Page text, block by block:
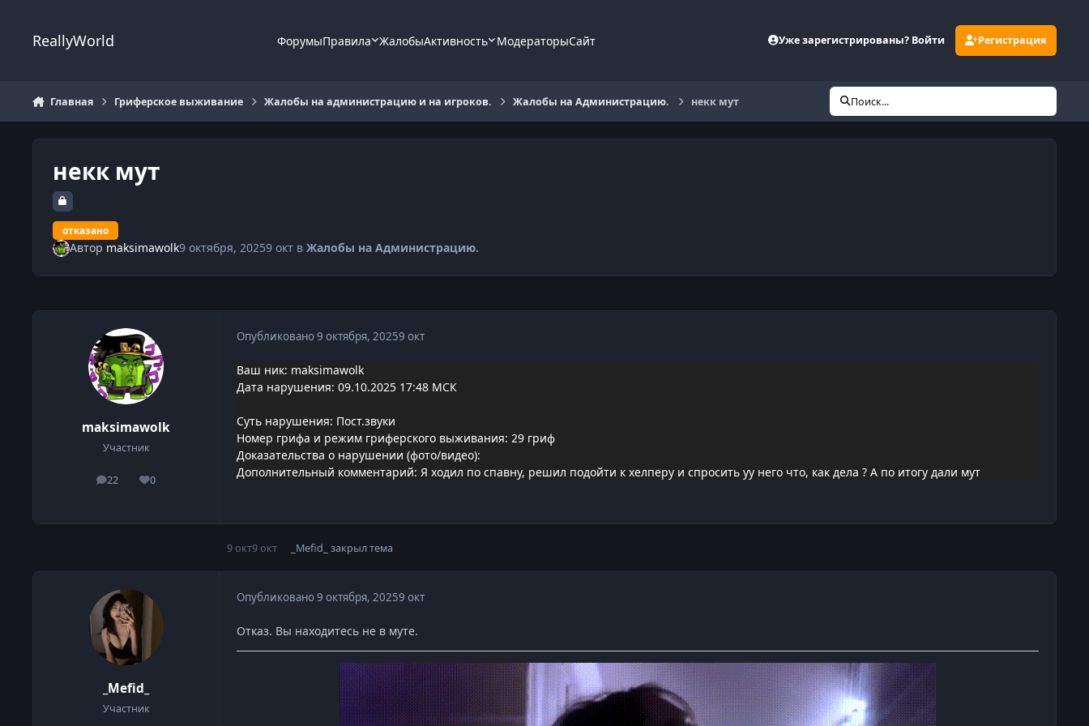
ReallyWorld ФорумыПравила ЖалобыАктивность МодераторыСайт Уже зарегистрированы? Войти Регистрация
Главная Гриферское выживание Жалобы на администрацию и на игроков. Жалобы на Администрацию. некк мут Поиск...
некк мут
отказано
Автор maksimawolk9 октября, 20259 октв Жалобы на Администрацию.
maksimawolk
Участник
22
сообщения
0
Репутация
Опубликовано9 октября, 20259 окт
Ваш ник: maksimawolk
Дата нарушения: 09.10.2025 17:48 МСК
Суть нарушения: Пост.звуки
Номер грифа и режим гриферского выживания: 29 гриф
Доказательства о нарушении (фото/видео):
Дополнительный комментарий: Я ходил по спавну, решил подойти к хелперу и спросить уу него что, как дела ? А по итогу дали мут
9 окт9 окт _Mefid_ закрыл тема
_Mefid_
Участник
Опубликовано9 октября, 20259 окт
Отказ. Вы находитесь не в муте.